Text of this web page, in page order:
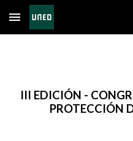
Skip to main content
III EDICIÓN -
PROTECCIÓN